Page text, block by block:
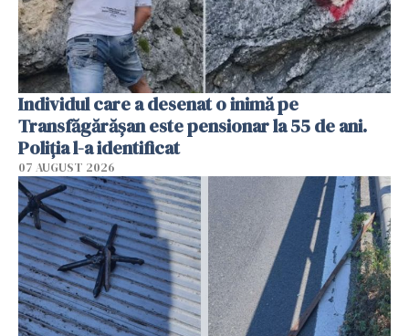
Individul care a desenat o inimă pe
Transfăgărășan este pensionar la 55 de ani.
Poliția l-a identificat
07 AUGUST 2026